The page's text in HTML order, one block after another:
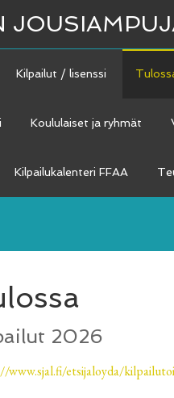
Kilpailut / lisenssi
Koululaiset ja ryhmät
Kilpailukalenteri FFAA
2026
www.sjal.fi/etsijaloyda/